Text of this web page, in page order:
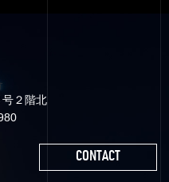
２階北
CONTACT